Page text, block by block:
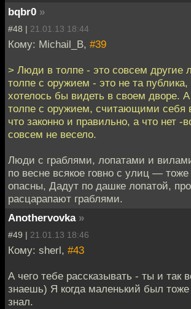
bqbr0 »
#48 | 21.01.13 18:44
Кому: Michail_B, #39
> Люди в толпе - это совсем
толпе с оружием - это не та публика,
хотелось бы видеть в своем дворе.
толпе с оружием, считающими себя
что законно и правильно, а что нет -
совсем не весело.
Люди с граблями, лопатами и
по весне всякое говно с улиц — тоже
опасны, Дадут по дашке лопатой,
расцарапают граблями.
Anothervovka »
#49 | 21.01.13 18:46
Кому: sherl, #43
А чего тебе рассказывать - ты и так
знаешь) Я когда маленький был тоже
знал.